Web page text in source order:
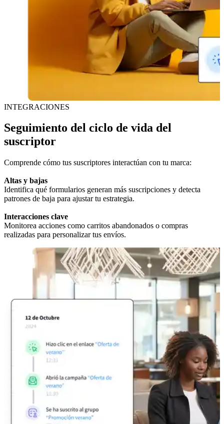
INTEGRACIONES
Seguimiento del ciclo de vida del
suscriptor
Comprende cómo tus suscriptores interactúan con tu marca:
Altas y bajas
Identifica qué formularios generan más suscripciones y detecta
patrones de baja para ajustar tu estrategia.
Interacciones clave
Monitorea acciones como carritos abandonados o compras
realizadas para personalizar tus envíos.